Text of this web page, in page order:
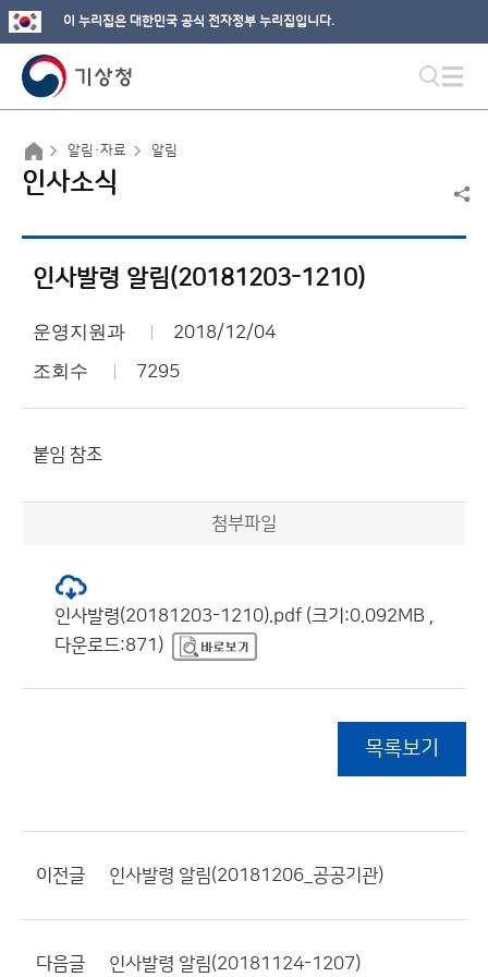
이 누리집은 대한민국 공식 전자정부 누리집입니다.
알림·자료 알림
인사소식
인사발령 알림(20181203-1210)
운영지원과 2018/12/04
조회수 7295
붙임 참조
첨부파일
인사발령(20181203-1210).pdf (크기:0.092MB ,
다운로드:871)
목록보기
이전글 인사발령 알림(20181206_공공기관)
다음글 인사발령 알림(20181124-1207)